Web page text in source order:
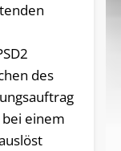
des
einem